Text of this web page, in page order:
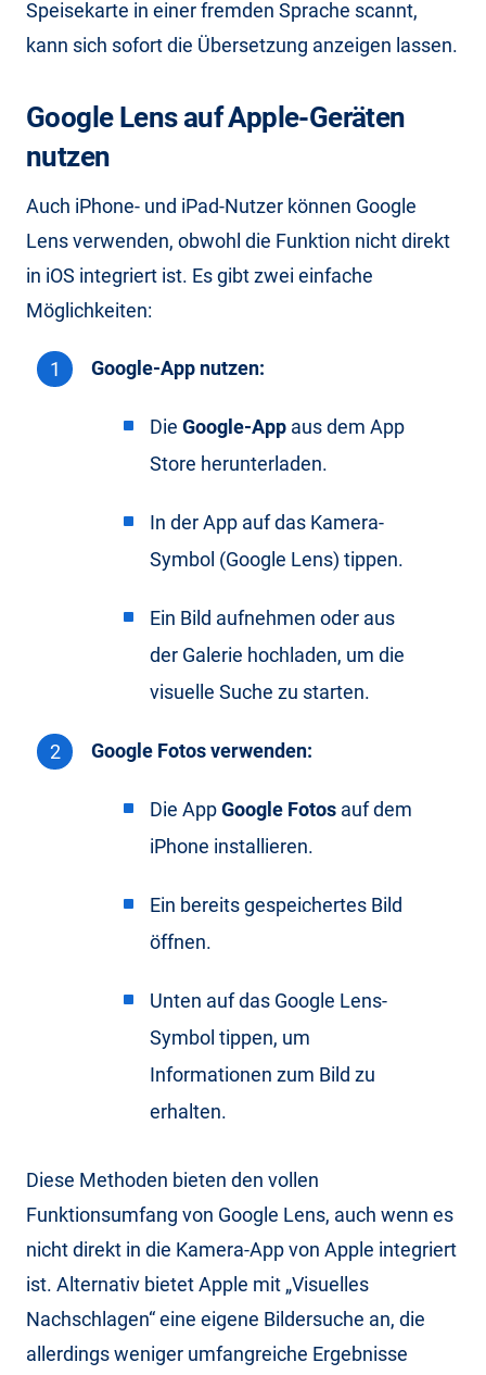
Speisekarte in einer fremden Sprache scannt,
kann sich sofort die Übersetzung anzeigen lassen.
Google Lens auf Apple-Geräten
nutzen
Auch iPhone- und iPad-Nutzer können Google
Lens verwenden, obwohl die Funktion nicht direkt
in iOS integriert ist. Es gibt zwei einfache
Möglichkeiten:
Google-App nutzen:
Die Google-App aus dem App
Store herunterladen.
In der App auf das Kamera-
Symbol (Google Lens) tippen.
Ein Bild aufnehmen oder aus
der Galerie hochladen, um die
visuelle Suche zu starten.
Google Fotos verwenden:
Die App Google Fotos auf dem
iPhone installieren.
Ein bereits gespeichertes Bild
öffnen.
Unten auf das Google Lens-
Symbol tippen, um
Informationen zum Bild zu
erhalten.
Diese Methoden bieten den vollen
Funktionsumfang von Google Lens, auch wenn es
nicht direkt in die Kamera-App von Apple integriert
ist. Alternativ bietet Apple mit „Visuelles
Nachschlagen“ eine eigene Bildersuche an, die
allerdings weniger umfangreiche Ergebnisse